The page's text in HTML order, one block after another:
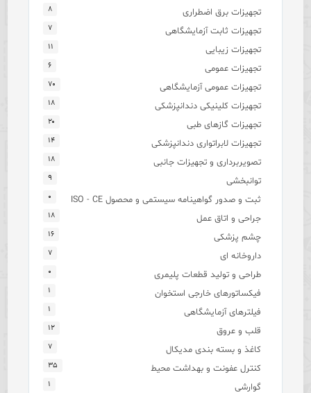
تجهیزات برق اضطراری ۸
تجهیزات ثابت آزمایشگاهی ۷
تجهیزات زیبایی ۱۱
تجهیزات عمومی ۶
تجهیزات عمومی آزمایشگاهی ۷۰
تجهیزات کلینیکی دندانپزشکی ۱۸
تجهیزات گازهای طبی ۲۰
تجهیزات لابراتواری دندانپزشکی ۱۴
تصویربرداری و تجهیزات جانبی ۱۸
توانبخشی ۹
ثبت و صدور گواهینامه سیستمی و محصول ISO - CE ۰
جراحی و اتاق عمل ۱۸
چشم پزشکی ۱۶
داروخانه ای ۷
طراحی و تولید قطعات پلیمری ۰
فیکساتورهای خارجی استخوان ۱
فیلترهای آزمایشگاهی ۱
قلب و عروق ۱۲
کاغذ و بسته بندی مدیکال ۷
کنترل عفونت و بهداشت محیط ۳۵
گوارشی ۱